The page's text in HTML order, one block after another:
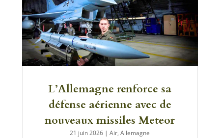
L’Allemagne renforce sa
défense aérienne avec de
nouveaux missiles Meteor
21 juin 2026 |Air,Allemagne